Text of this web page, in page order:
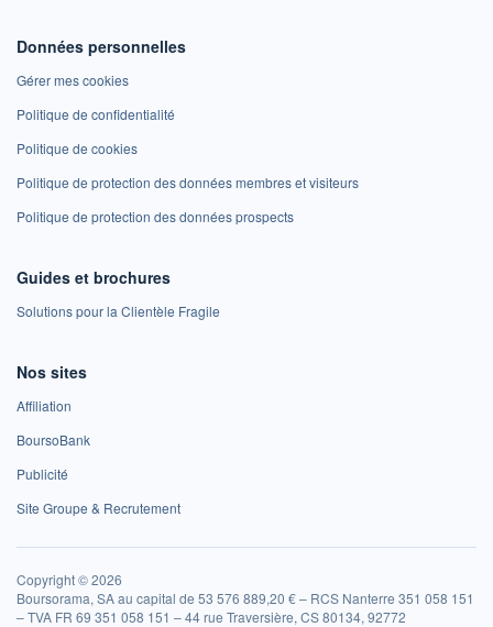
Données personnelles
Gérer mes cookies
Politique de confidentialité
Politique de cookies
Politique de protection des données membres et visiteurs
Politique de protection des données prospects
Guides et brochures
Solutions pour la Clientèle Fragile
Nos sites
Affiliation
BoursoBank
Publicité
Site Groupe & Recrutement
Copyright © 2026
Boursorama, SA au capital de 53 576 889,20 € – RCS Nanterre 351 058 151
– TVA FR 69 351 058 151 – 44 rue Traversière, CS 80134, 92772